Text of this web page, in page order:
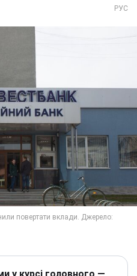
РУС
у курсі головного —